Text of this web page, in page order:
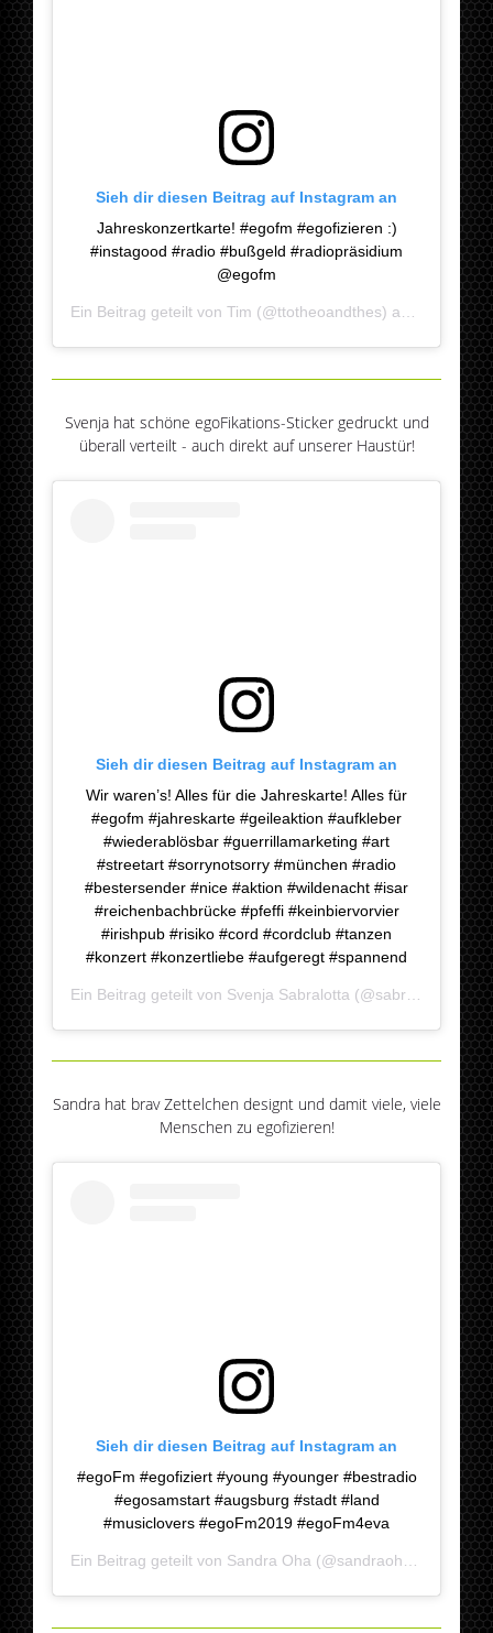
Sieh dir diesen Beitrag auf Instagram an
Jahreskonzertkarte! #egofm #egofizieren :)
#instagood #radio #bußgeld #radiopräsidium
@egofm
Ein Beitrag geteilt vonTim (@ttotheoandthes) am Jan 25,
Svenja hat schöne egoFikations-Sticker gedruckt und
überall verteilt - auch direkt auf unserer Haustür!
Sieh dir diesen Beitrag auf Instagram an
Wir waren’s! Alles für die Jahreskarte! Alles für
#egofm #jahreskarte #geileaktion #aufkleber
#wiederablösbar #guerrillamarketing #art
#streetart #sorrynotsorry #münchen #radio
#bestersender #nice #aktion #wildenacht #isar
#reichenbachbrücke #pfeffi #keinbiervorvier
#irishpub #risiko #cord #cordclub #tanzen
#konzert #konzertliebe #aufgeregt #spannend
Ein Beitrag geteilt von Svenja Sabralotta (@sabralotti_) am
Sandra hat brav Zettelchen designt und damit viele, viele
Menschen zu egofizieren!
Sieh dir diesen Beitrag auf Instagram an
#egoFm #egofiziert #young #younger #bestradio
#egosamstart #augsburg #stadt #land
#musiclovers #egoFm2019 #egoFm4eva
Ein Beitrag geteilt von Sandra Oha (@sandraoha) am Jan